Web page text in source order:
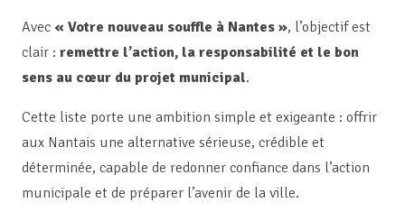
Avec « Votre nouveau souffle à Nantes », l’objectif est
clair : remettre l’action, la responsabilité et le bon
sens au cœur du projet municipal.
Cette liste porte une ambition simple et exigeante : offrir
aux Nantais une alternative sérieuse, crédible et
déterminée, capable de redonner confiance dans l’action
municipale et de préparer l’avenir de la ville.